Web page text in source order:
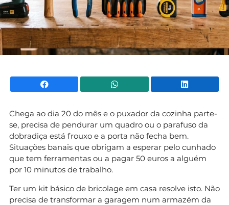
Facebook WhatsApp
Chega ao dia 20 do mês e o puxador da cozinha parte-
se, precisa de pendurar um quadro ou o parafuso da
dobradiça está frouxo e a porta não fecha bem.
Situações banais que obrigam a esperar pelo cunhado
que tem ferramentas ou a pagar 50 euros a alguém
por 10 minutos de trabalho.
Ter um kit básico de bricolage em casa resolve isto. Não
precisa de transformar a garagem num armazém da